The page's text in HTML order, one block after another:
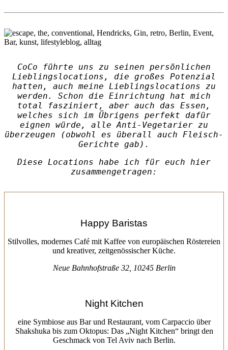
CoCo führte uns zu seinen persönlichen
Lieblingslocations, die großes Potenzial
hatten, auch meine Lieblingslocations zu
werden. Schon die Einrichtung hat mich
total fasziniert, aber auch das Essen,
welches sich im Übrigens perfekt dafür
eignen würde, alle Anti-Vegetarier zu
überzeugen (obwohl es überall auch Fleisch-
Gerichte gab).
Diese Locations habe ich für euch hier
zusammengetragen:
Happy Baristas
Stilvolles, modernes Café mit Kaffee von europäischen Röstereien
und kreativer, zeitgenössischer Küche.
Neue Bahnhofstraße 32, 10245 Berlin
Night Kitchen
eine Symbiose aus Bar und Restaurant, vom Carpaccio über
Shakshuka bis zum Oktopus: Das „Night Kitchen“ bringt den
Geschmack von Tel Aviv nach Berlin.